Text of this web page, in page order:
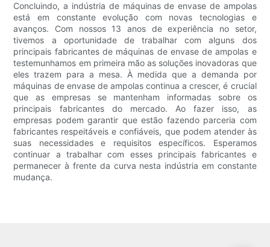
Concluindo, a indústria de máquinas de envase de ampolas
está em constante evolução com novas tecnologias e
avanços. Com nossos 13 anos de experiência no setor,
tivemos a oportunidade de trabalhar com alguns dos
principais fabricantes de máquinas de envase de ampolas e
testemunhamos em primeira mão as soluções inovadoras que
eles trazem para a mesa. À medida que a demanda por
máquinas de envase de ampolas continua a crescer, é crucial
que as empresas se mantenham informadas sobre os
principais fabricantes do mercado. Ao fazer isso, as
empresas podem garantir que estão fazendo parceria com
fabricantes respeitáveis ​​e confiáveis, que podem atender às
suas necessidades e requisitos específicos. Esperamos
continuar a trabalhar com esses principais fabricantes e
permanecer à frente da curva nesta indústria em constante
mudança.